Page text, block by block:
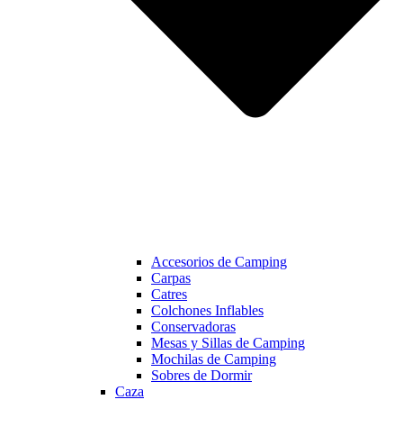
Accesorios de Camping
Carpas
Catres
Colchones Inflables
Conservadoras
Mesas y Sillas de Camping
Mochilas de Camping
Sobres de Dormir
Caza